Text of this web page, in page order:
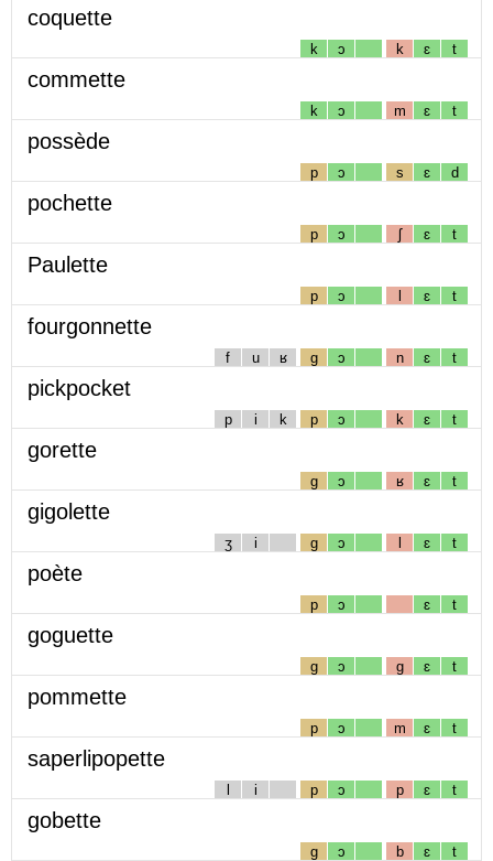
coquette
k ɔ k ɛ t
commette
k ɔ m ɛ t
possède
p ɔ s ɛ d
pochette
p ɔ ʃ ɛ t
Paulette
p ɔ l ɛ t
fourgonnette
f u ʁ g ɔ n ɛ t
pickpocket
p i k p ɔ k ɛ t
gorette
g ɔ ʁ ɛ t
gigolette
ʒ i g ɔ l ɛ t
poète
p ɔ ɛ t
goguette
g ɔ g ɛ t
pommette
p ɔ m ɛ t
saperlipopette
l i p ɔ p ɛ t
gobette
g ɔ b ɛ t